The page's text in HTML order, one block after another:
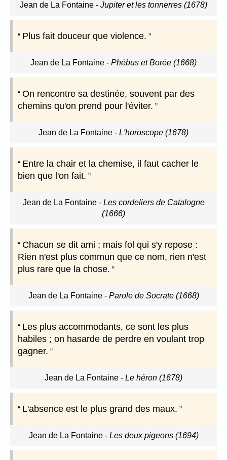
Jean de La Fontaine - Jupiter et les tonnerres (1678)
Plus fait douceur que violence.
Jean de La Fontaine - Phébus et Borée (1668)
On rencontre sa destinée, souvent par des
chemins qu'on prend pour l'éviter.
Jean de La Fontaine - L'horoscope (1678)
Entre la chair et la chemise, il faut cacher le
bien que l'on fait.
Jean de La Fontaine- Les cordeliers de Catalogne
(1666)
Chacun se dit ami ; mais fol qui s'y repose :
Rien n'est plus commun que ce nom, rien n'est
plus rare que la chose.
Jean de La Fontaine- Parole de Socrate (1668)
Les plus accommodants, ce sont les plus
habiles ; on hasarde de perdre en voulant trop
gagner.
Jean de La Fontaine - Le héron (1678)
L'absence est le plus grand des maux.
Jean de La Fontaine- Les deux pigeons (1694)